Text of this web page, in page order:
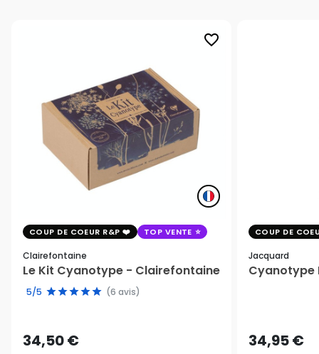
favorite_border
COUP DE COEUR R&P TOP VENTE
Clairefontaine
Le Kit Cyanotype - Clairefontaine
5/5 (6 avis)
34,50 €
COUP DE
Jacquard
Cyanotype
34,95 €